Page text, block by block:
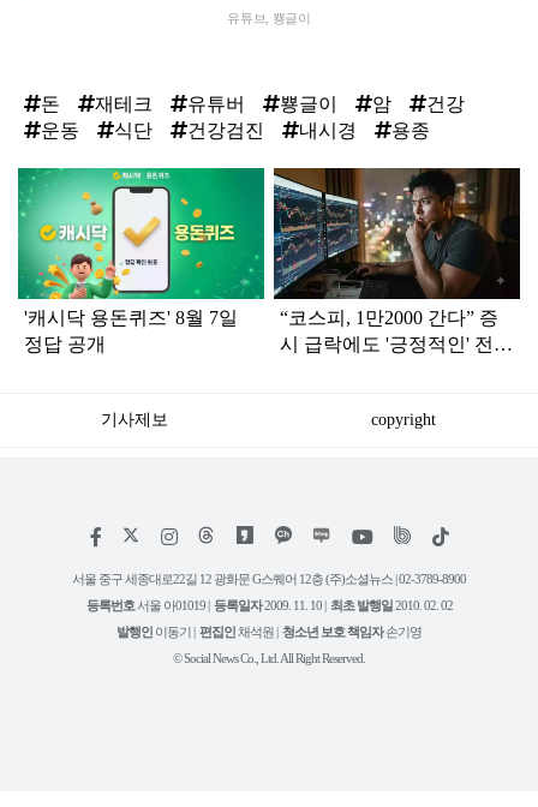
유튜브, 뿅글이
돈 재테크 유튜버 뿅글이 암
건강
운동
식단 건강검진 내시경 용종
탑
라
인
'캐시닥 용돈퀴즈' 8월 7일
정답 공개
“코스피, 1만2000 간다” 증
시 급락에도 '긍정적인' 전망
기사제보 copyright
페
스
인
타
램
위
트
유
튜
틱
서울 중구 세종대로22길 12 광화문 G스퀘어 12층 (주)소셜뉴스 | 02-3789-8900
등록번호 서울 아01019 | 등록일자2009. 11. 10 | 최초 발행일2010. 02. 02
발행인 이동기 | 편집인채석원 | 청소년 보호 책임자손기영
© Social News Co., Ltd. All Right Reserved.